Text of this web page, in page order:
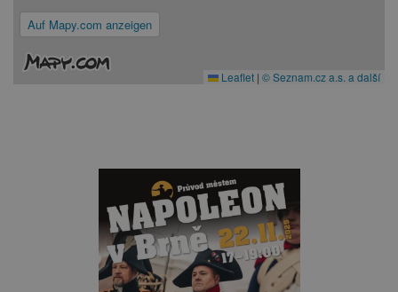
Auf Mapy.com anzeigen
Leaflet | © Seznam.cz a.s. a další